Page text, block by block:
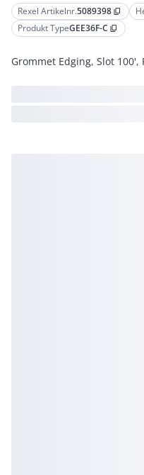
Rexel Artikelnr.5089398 content_copy
Produkt TypeGEE36F-C content_copy
Grommet Edging, Slot 100',